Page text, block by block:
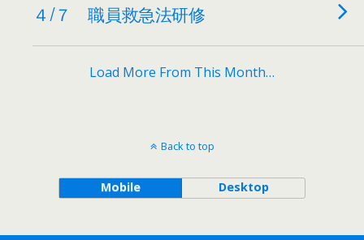
４/７ 職員救急法研修
Load More From This Month…
Back to top
Mobile Desktop